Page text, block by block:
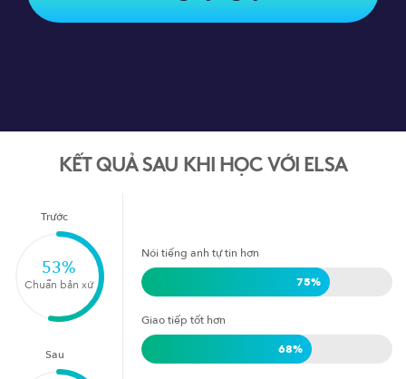
KẾT QUẢ SAU KHI HỌC VỚI ELSA
Trước
53%
Chuẩn bản xứ
Sau
Nói tiếng anh tự tin hơn
75%
Giao tiếp tốt hơn
68%